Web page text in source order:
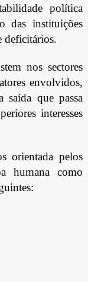
política
das instituições
deficitários.
nos sectores
envolvidos,
saída que passa
interesses
orientada pelos
humana como